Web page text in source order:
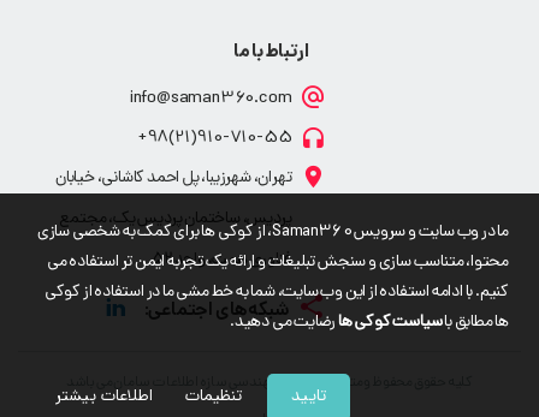
ارتباط با ما
info@saman360.com
910-710-55(21)98+
تهران، شهرزیبا، پل احمد کاشانی، خیابان
پردیس، ساختمان پردیس یک، مجتمع
فناوری همت، واحد 52
کلیه حقوق محفوظ و متعلق به شرکت مهندسی سازه اطلاعات سامان می باشد
ما در وب سایت و سرویس Saman360، از کوکی ها برای کمک به شخصی سازی
محتوا، متناسب سازی و سنجش تبلیغات و ارائه یک تجربه ایمن تر استفاده می
کنیم. با ادامه استفاده از این وب سایت، شما به خط مشی ما در استفاده از کوکی
ها مطابق باسیاست کوکی هارضایت می دهید.
تایید تنظیمات اطلاعات بیشتر